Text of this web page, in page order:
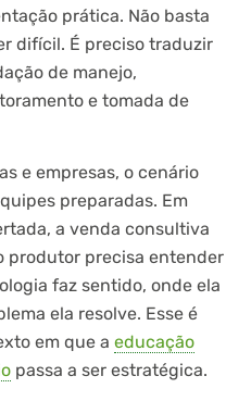
prática. Não basta
difícil. É preciso traduzir
de manejo,
e tomada de
e empresas, o cenário
preparadas. Em
a venda consultiva
produtor precisa entender
faz sentido, onde ela
ela resolve. Esse é
em que a educação
passa a ser estratégica.